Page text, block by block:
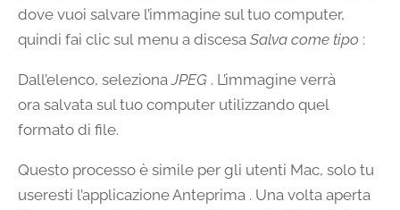
dove vuoi salvare l’immagine sul tuo computer,
quindi fai clic sul menu a discesa Salva come tipo :
Dall’elenco, selezionaJPEG . L’immagine verrà
ora salvata sul tuo computer utilizzando quel
formato di file.
Questo processo è simile per gli utenti Mac, solo tu
useresti l’applicazione Anteprima . Una volta aperta